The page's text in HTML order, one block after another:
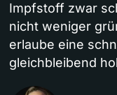
Impfstoff zwar
nicht weniger
erlaube eine
gleichbleibend